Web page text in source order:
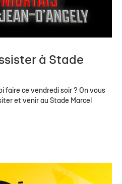
à Stade
faire ce vendredi soir ? On vous
et venir au Stade Marcel